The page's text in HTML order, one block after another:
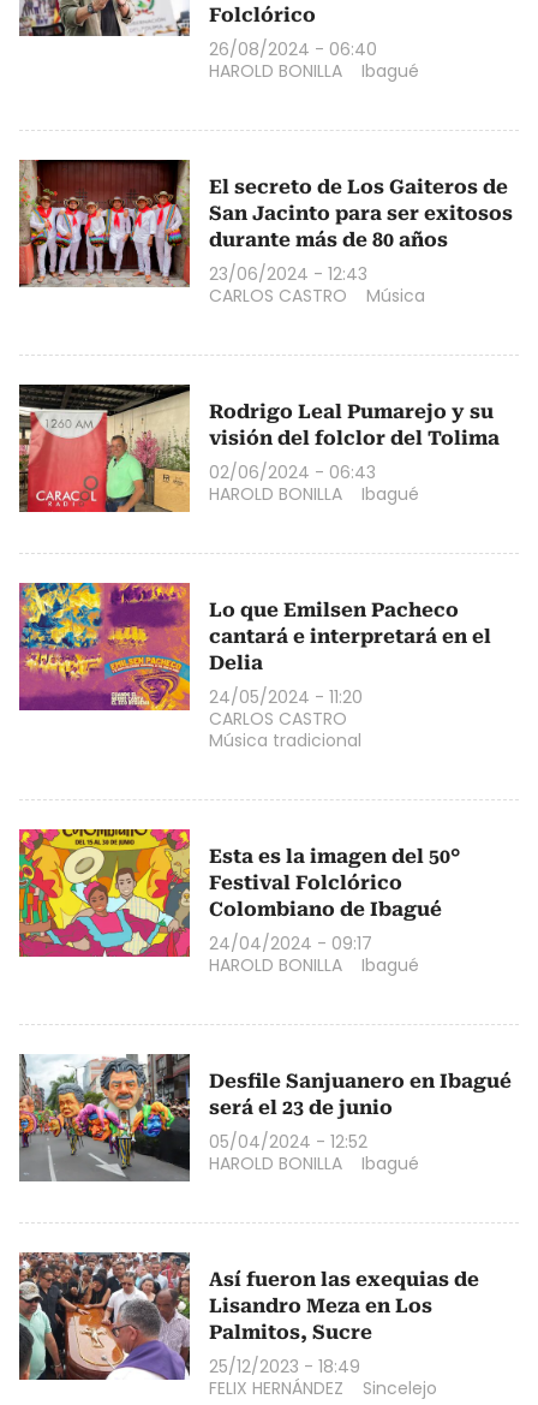
Folclórico
26/08/2024 - 06:40
HAROLD BONILLA
Ibagué
El secreto de Los Gaiteros de
San Jacinto para ser exitosos
durante más de 80 años
23/06/2024 - 12:43
CARLOS CASTRO
Música
Rodrigo Leal Pumarejo y su
visión del folclor del Tolima
02/06/2024 - 06:43
HAROLD BONILLA
Ibagué
Lo que Emilsen Pacheco
cantará e interpretará en el
Delia
24/05/2024 - 11:20
CARLOS CASTRO
Música tradicional
Esta es la imagen del 50°
Festival Folclórico
Colombiano de Ibagué
24/04/2024 - 09:17
HAROLD BONILLA
Ibagué
Desfile Sanjuanero en Ibagué
será el 23 de junio
05/04/2024 - 12:52
HAROLD BONILLA
Ibagué
Así fueron las exequias de
Lisandro Meza en Los
Palmitos, Sucre
25/12/2023 - 18:49
FELIX HERNÁNDEZ
Sincelejo